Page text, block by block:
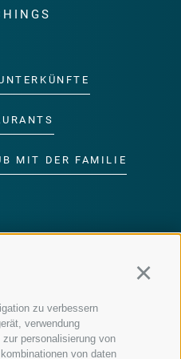
zu verbessern
verwendung
personalisierung von
von daten
MIT DER FAMILIE